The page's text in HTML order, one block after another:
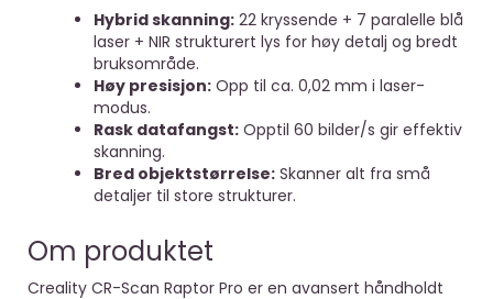
Hybrid skanning: 22 kryssende + 7 paralelle blå
laser + NIR strukturert lys for høy detalj og bredt
bruksområde.
Høy presisjon: Opp til ca. 0,02 mm i laser-
modus.
Rask datafangst: Opptil 60 bilder/s gir effektiv
skanning.
Bred objektstørrelse: Skanner alt fra små
detaljer til store strukturer.
Om produktet
Creality CR-Scan Raptor Pro er en avansert håndholdt